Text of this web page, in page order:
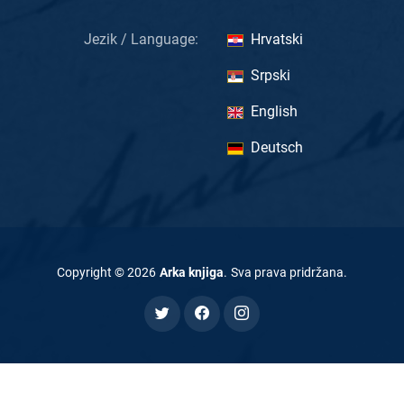
Jezik / Language: Hrvatski
Srpski
English
Deutsch
Copyright ©2026 Arka knjiga. Sva prava pridržana.